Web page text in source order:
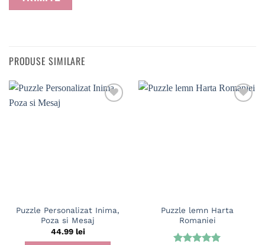
PRODUSE SIMILARE
Puzzle Personalizat Inima,
Poza si Mesaj
44.99 lei
Puzzle lemn Harta
Romaniei